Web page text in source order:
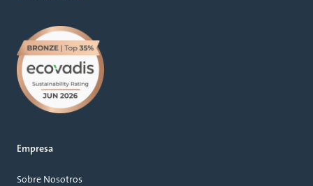
Empresa
Sobre Nosotros